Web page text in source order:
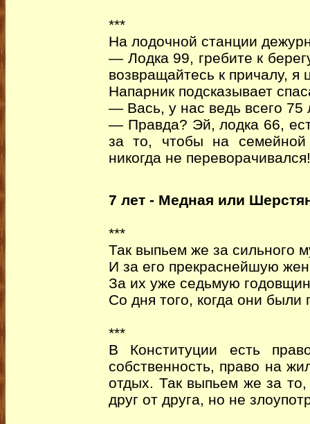
***
На лодочной станции
— Лодка 99, гребите к
возвращайтесь к причалу,
Напарник подсказывает
— Вась, у нас ведь всего 75
— Правда? Эй, лодка 66,
за то, чтобы на
никогда не переворачивался!
7 лет - Медная или
***
Так выпьем же за сильного
И за его прекраснейшую
За их уже седьмую
Со дня того, когда они были
***
В Конституции есть
собственность, право на
отдых. Так выпьем же за
друг от друга, но не